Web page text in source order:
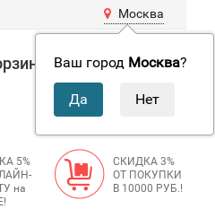
Москва
Ваш город Москва?
0 0 руб.
5%
на
СКИДКА 3%
ОТ ПОКУПКИ
В 10000 РУБ.!